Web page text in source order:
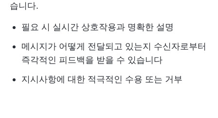
습니다.
필요 시 실시간 상호작용과 명확한 설명
메시지가 어떻게 전달되고 있는지 수신자로부터
즉각적인 피드백을 받을 수 있습니다
지시사항에 대한 적극적인 수용 또는 거부